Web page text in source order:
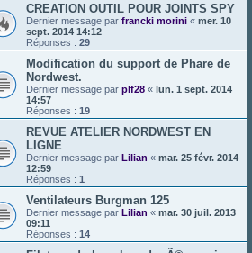
CREATION OUTIL POUR JOINTS SPY
Dernier message par francki morini « mer. 10
sept. 2014 14:12
Réponses : 29
Modification du support de Phare de
Nordwest.
Dernier message par plf28 « lun. 1 sept. 2014
14:57
Réponses : 19
REVUE ATELIER NORDWEST EN
LIGNE
Dernier message par Lilian « mar. 25 févr. 2014
12:59
Réponses : 1
Ventilateurs Burgman 125
Dernier message par Lilian « mar. 30 juil. 2013
09:11
Réponses : 14